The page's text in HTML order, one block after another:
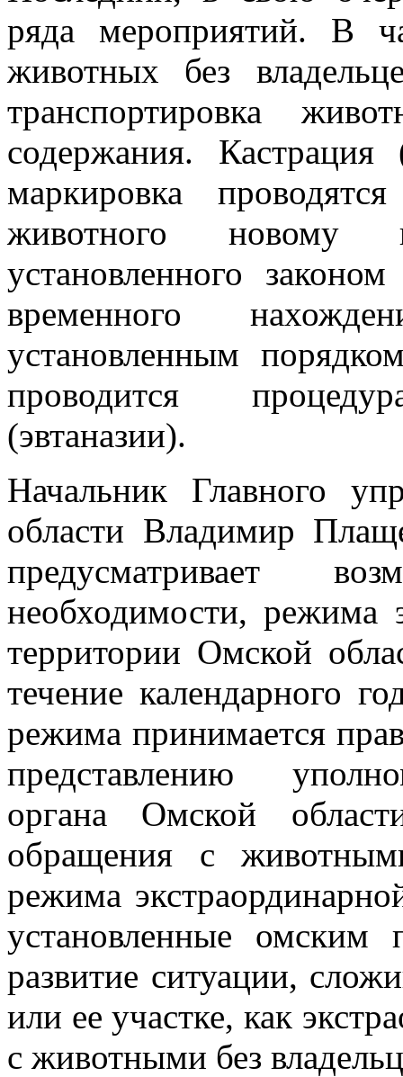
ряда мероприятий. В
животных без
транспортировка
содержания. Кастрация
маркировка
животного новому
установленного
временного
установленным
проводится
(эвтаназии).
Начальник Главного
области Владимир
предусматривает
необходимости, режима
территории Омской
течение календарного
режима принимается
представлению
органа Омской
обращения с
режима
установленные омским
развитие ситуации,
или ее участке, как
с животными без